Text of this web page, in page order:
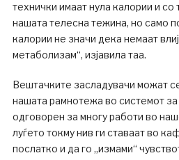
технички имаат нула калории и со
нашата телесна тежина, но само
калории не значи дека немаат
метаболизам“, изјавила таа.
Вештачките засладувачи можат
нашата рамнотежа во системот
одговорен за многу работи во
луѓето токму нив ги ставаат во
послатко и да го „измами“